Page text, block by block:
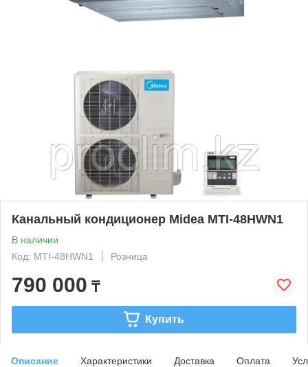
Канальный кондиционер Midea MTI-48HWN1
В наличии
Код: MTI-48HWN1
Розница
790 000 ₸
Купить
Описание Характеристики Доставка Оплата